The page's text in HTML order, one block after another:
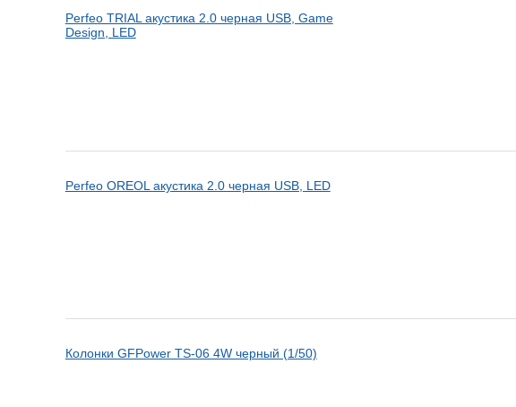
Perfeo TRIAL акустика 2.0 черная USB, Game
Design, LED
Perfeo OREOL акустика 2.0 черная USB, LED
Колонки GFPower TS-06 4W черный (1/50)